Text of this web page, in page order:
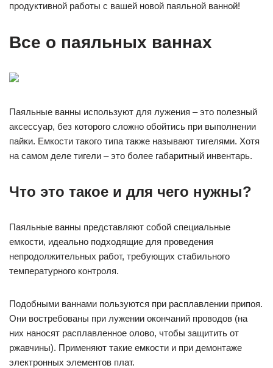
продуктивной работы с вашей новой паяльной ванной!
Все о паяльных ваннах
Паяльные ванны используют для лужения – это полезный
аксессуар, без которого сложно обойтись при выполнении
пайки. Емкости такого типа также называют тигелями. Хотя
на самом деле тигели – это более габаритный инвентарь.
Что это такое и для чего нужны?
Паяльные ванны представляют собой специальные
емкости, идеально подходящие для проведения
непродолжительных работ, требующих стабильного
температурного контроля.
Подобными ваннами пользуются при расплавлении припоя.
Они востребованы при лужении окончаний проводов (на
них наносят расплавленное олово, чтобы защитить от
ржавчины). Применяют такие емкости и при демонтаже
электронных элементов плат.